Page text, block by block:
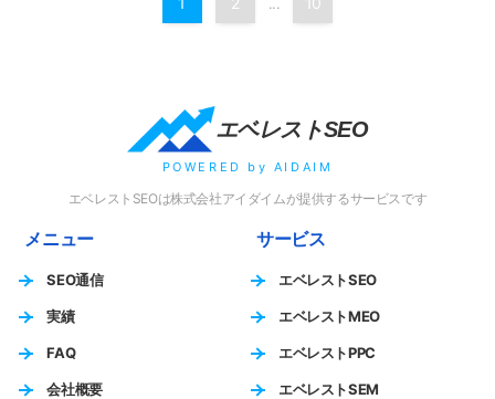
エベレストSEO
POWERED by AIDAIM
エベレストSEOは株式会社アイダイムが提供するサービスです
メニュー
SEO通信
実績
FAQ
会社概要
サービス
エベレストSEO
エベレストMEO
エベレストPPC
エベレストSEM